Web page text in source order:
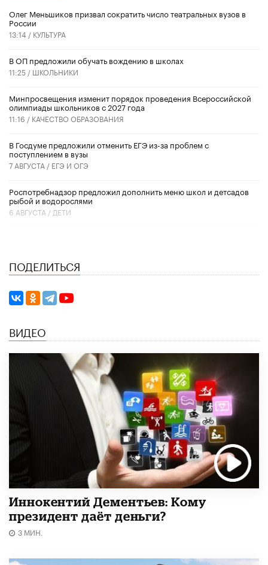
Олег Меньшиков призвал сократить число театральных вузов в
России
13:14 / КУЛЬТУРА
В ОП предложили обучать вождению в школах
11:25 / ШКОЛЬНИКИ
Минпросвещения изменит порядок проведения Всероссийской
олимпиады школьников с 2027 года
11:16 / КАЧЕСТВО ОБРАЗОВАНИЯ
В Госдуме предложили отменить ЕГЭ из-за проблем с
поступлением в вузы
7 АВГУСТА / ЕГЭ И ОГЭ
Роспотребнадзор предложил дополнить меню школ и детсадов
рыбой и водорослями
6 АВГУСТА / ДЕТИ
ПОДЕЛИТЬСЯ
ВИДЕО
Иннокентий Дементьев: Кому
президент даёт деньги?
3 МИН.